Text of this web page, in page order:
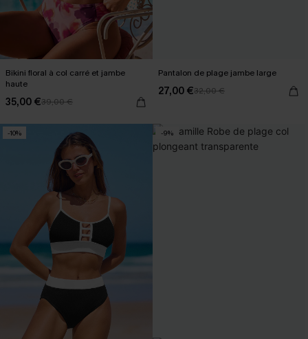
Bikini floral à col carré et jambe
haute
35,00 €39,00 €
Pantalon de plage jambe large
27,00 €32,00 €
-10% -9%